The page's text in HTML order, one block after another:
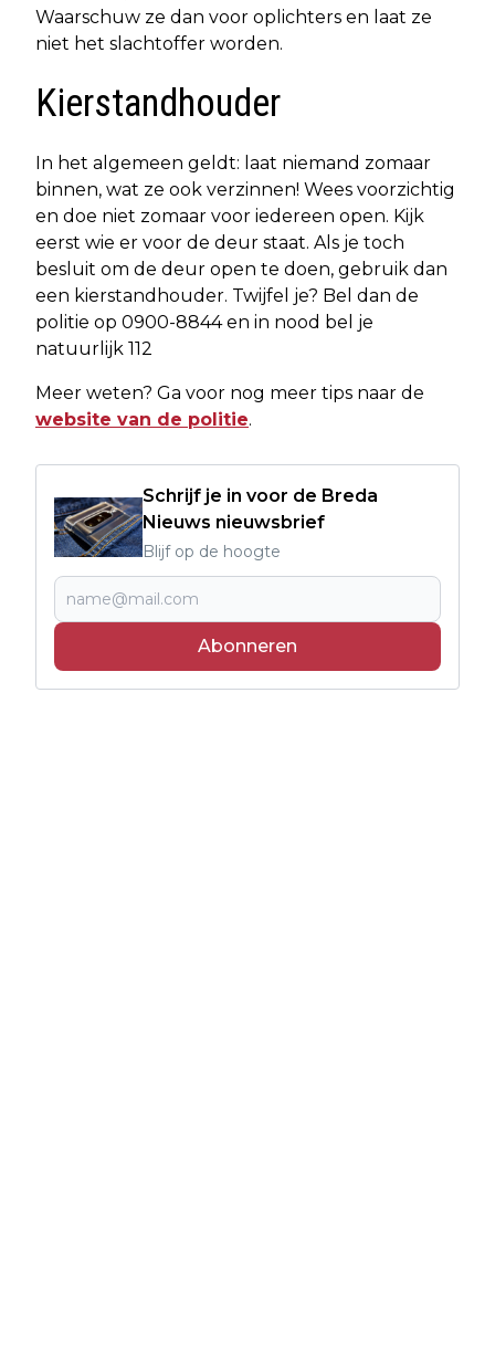
Waarschuw ze dan voor oplichters en laat ze
niet het slachtoffer worden.
Kierstandhouder
In het algemeen geldt: laat niemand zomaar
binnen, wat ze ook verzinnen! Wees voorzichtig
en doe niet zomaar voor iedereen open. Kijk
eerst wie er voor de deur staat. Als je toch
besluit om de deur open te doen, gebruik dan
een kierstandhouder. Twijfel je? Bel dan de
politie op 0900-8844 en in nood bel je
natuurlijk 112
Meer weten? Ga voor nog meer tips naar de
website van de politie.
Schrijf je in voor de Breda
Nieuws nieuwsbrief
Blijf op de hoogte
Abonneren